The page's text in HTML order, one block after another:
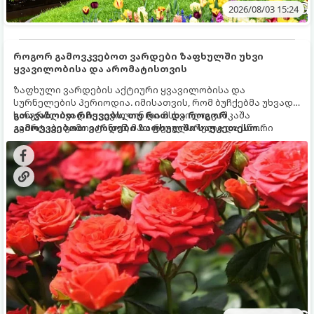
2026/08/03 15:24
როგორ გამოვკვებოთ ვარდები ზაფხულში უხვი
ყვავილობისა და არომატისთვის
ზაფხული ვარდების აქტიური ყვავილობისა და
სურნელების პერიოდია. იმისათვის, რომ ბუჩქებმა უხვად,
ხანგრძლივად იყვავილონ და მსხვილი, კაშკაშა
კვირტები გამოიტანონ, მათ რეგულარული და სწორი
გამოკვება სჭირდებათ. ზაფხულის პერიოდში მცენარის
მოთხოვნილებები იცვლება, ამიტომ მნიშვნელოვანია
ვიცოდეთ, რომელი სასუქები გამოიყენება ამ დროს.
გთავაზობთ რჩევებს, თუ რით და როგორ
გამოვკვებოთ ვარდები ზაფხულში საუკეთესო
შედეგის მისაღწევად: